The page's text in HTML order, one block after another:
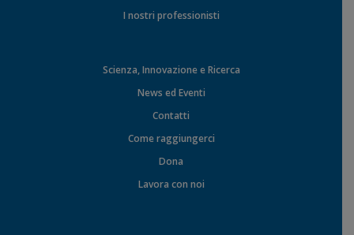
I nostri professionisti
Scienza, Innovazione e Ricerca
News ed Eventi
Contatti
Come raggiungerci
Dona
Lavora con noi